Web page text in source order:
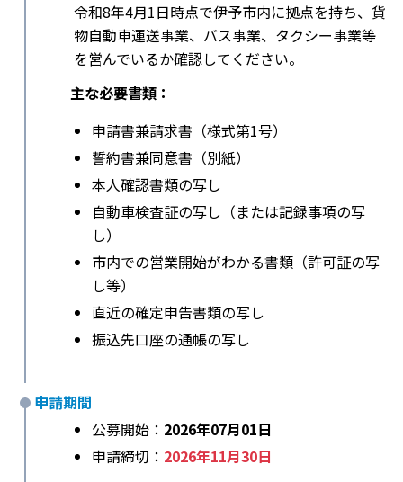
令和8年4月1日時点で伊予市内に拠点を持ち、貨
物自動車運送事業、バス事業、タクシー事業等
を営んでいるか確認してください。
主な必要書類：
申請書兼請求書（様式第1号）
誓約書兼同意書（別紙）
本人確認書類の写し
自動車検査証の写し（または記録事項の写
し）
市内での営業開始がわかる書類（許可証の写
し等）
直近の確定申告書類の写し
振込先口座の通帳の写し
申請期間
公募開始： 2026年07月01日
申請締切： 2026年11月30日